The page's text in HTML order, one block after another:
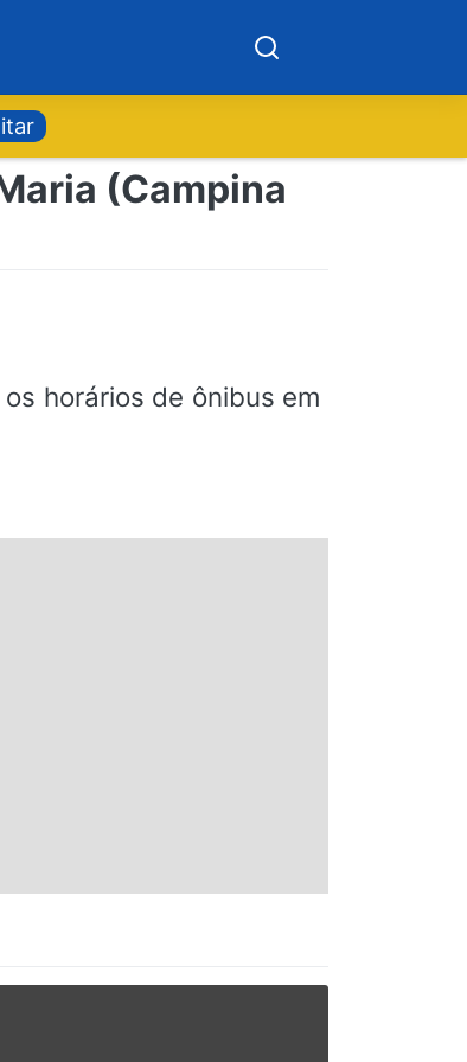
(Campina
horários de ônibus em